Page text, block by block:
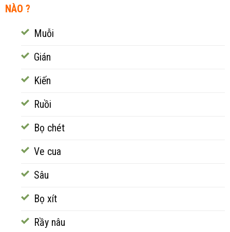
NÀO ?
Muỗi
Gián
Kiến
Ruồi
Bọ chét
Ve cua
Sâu
Bọ xít
Rầy nâu